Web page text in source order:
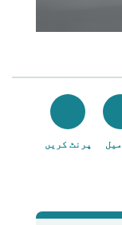
پرنٹ کریں